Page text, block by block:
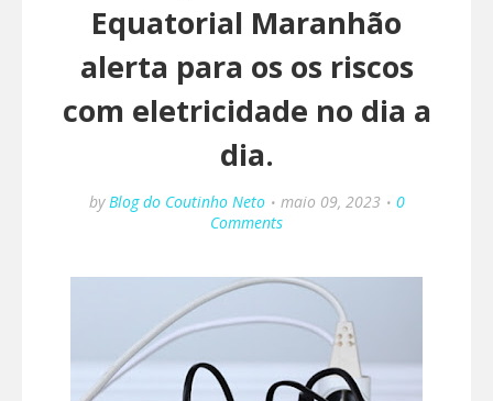
Equatorial Maranhão
alerta para os os riscos
com eletricidade no dia a
dia.
by Blog do Coutinho Neto maio 09, 2023
0
Comments